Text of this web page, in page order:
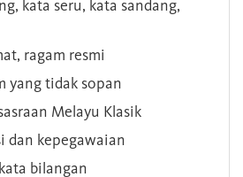
kata seru, kata sandang,
ragam resmi
yang tidak sopan
Melayu Klasik
dan kepegawaian
bilangan